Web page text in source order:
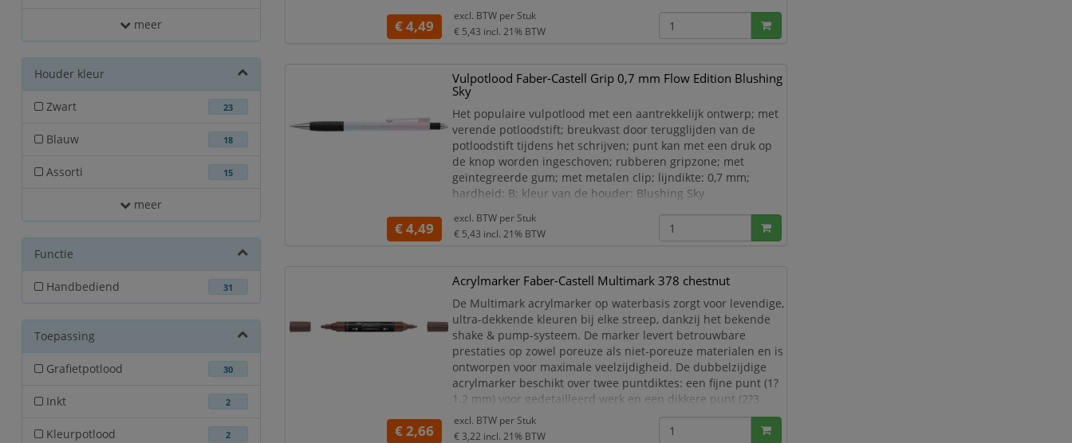
meer
Houder kleur
Zwart 23
Blauw 18
Assorti 15
meer
Functie
Handbediend 31
Toepassing
Grafietpotlood 30
Inkt 2
Kleurpotlood 2
Vulpotlood Faber-Castell Grip 0,7 mm Flow Edition
Punchy Melon
Geschikt voor creatief
€ 4,49
excl. BTW per Stuk
€ 5,43 incl. 21% BTW
Vulpotlood Faber-Castell Grip 0,7 mm Flow Edition Blushing
Sky
Het populaire vulpotlood met een aantrekkelijk ontwerp; met
verende potloodstift; breukvast door terugglijden van de
potloodstift tijdens het schrijven; punt kan met een druk op
de knop worden ingeschoven; rubberen gripzone; met
geïntegreerde gum; met metalen clip; lijndikte: 0,7 mm;
hardheid: B; kleur van de houder: Blushing Sky
Vulpotlood Faber-Castell Grip 0,7 mm Flow Edition
Blushing Sky
Geschikt voo
€ 4,49
excl. BTW per Stuk
€ 5,43 incl. 21% BTW
Acrylmarker Faber-Castell Multimark 378 chestnut
De Multimark acrylmarker op waterbasis zorgt voor levendige,
ultra-dekkende kleuren bij elke streep, dankzij het bekende
shake & pump-systeem. De marker levert betrouwbare
prestaties op zowel poreuze als niet-poreuze materialen en is
ontworpen voor maximale veelzijdigheid. De dubbelzijdige
acrylmarker beschikt over twee puntdiktes: een fijne punt (1?
1.2 mm) voor gedetailleerd werk en een dikkere punt (2?3
mm) voor opvallende accenten. De acrylmar
€ 2,66
excl. BTW per Stuk
€ 3,22 incl. 21% BTW